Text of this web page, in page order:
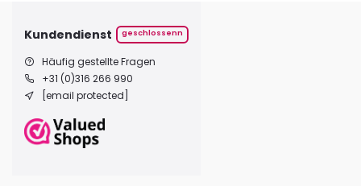
Kundendienst geschlossenn
Häufig gestellte Fragen
+31 (0)316 266 990
[email protected]